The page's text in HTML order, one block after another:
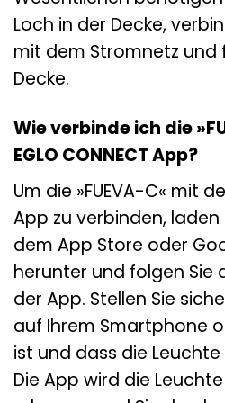
Loch in der Decke,
mit dem Stromnetz und
Decke.
Wie verbinde ich die
EGLO CONNECT App?
Um die »FUEVA-C« mit
App zu verbinden, laden
dem App Store oder
herunter und folgen Sie
der App. Stellen Sie
auf Ihrem Smartphone
ist und dass die
Die App wird die